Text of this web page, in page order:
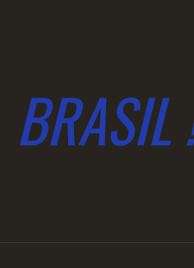
BRASIL